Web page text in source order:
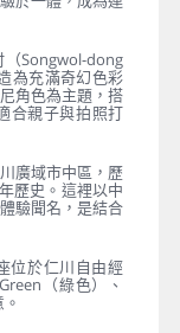
（Songwol-dong
為充滿奇幻色彩
角色為主題，搭
合親子與拍照打
廣域市中區，歷
歷史。這裡以中
驗聞名，是結合
位於仁川自由經
（綠色）、